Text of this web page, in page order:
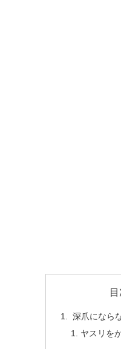
深爪になら
ヤスリを